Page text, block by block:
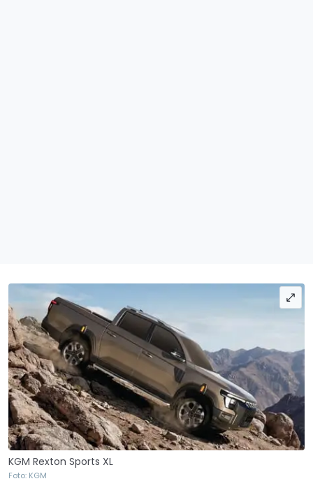
KGM Rexton Sports XL
Foto: KGM